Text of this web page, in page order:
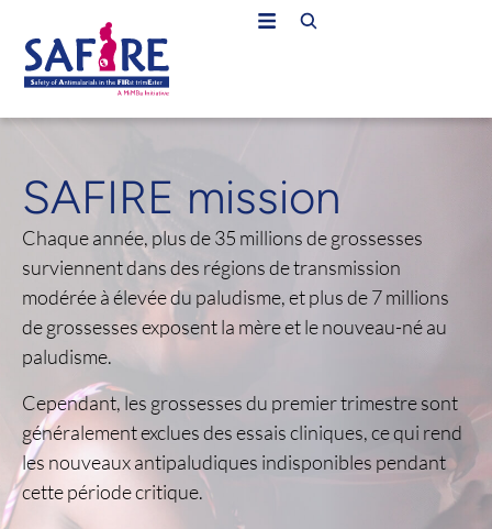
SAFIRE mission
Chaque année, plus de 35 millions de grossesses
surviennent dans des régions de transmission
modérée à élevée du paludisme, et plus de 7 millions
de grossesses exposent la mère et le nouveau-né au
paludisme.
Cependant, les grossesses du premier trimestre sont
généralement exclues des essais cliniques, ce qui rend
les nouveaux antipaludiques indisponibles pendant
cette période critique.